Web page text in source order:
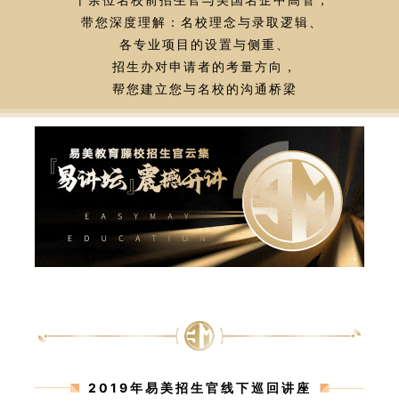
带您深度理解：名校理念与录取逻辑、
各专业项目的设置与侧重、
招生办对申请者的考量方向，
帮您建立您与名校的沟通桥梁
2019年易美招生官线下巡回讲座